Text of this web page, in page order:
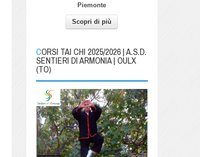
Piemonte
Scopri di più
CORSI TAI CHI 2025/2026 | A.S.D.
SENTIERI DI ARMONIA | OULX
(TO)